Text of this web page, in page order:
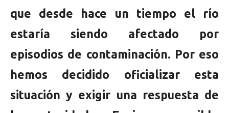
que desde hace un tiempo el río
estaría siendo afectado por
episodios de contaminación. Por eso
hemos decidido oficializar esta
situación y exigir una respuesta de